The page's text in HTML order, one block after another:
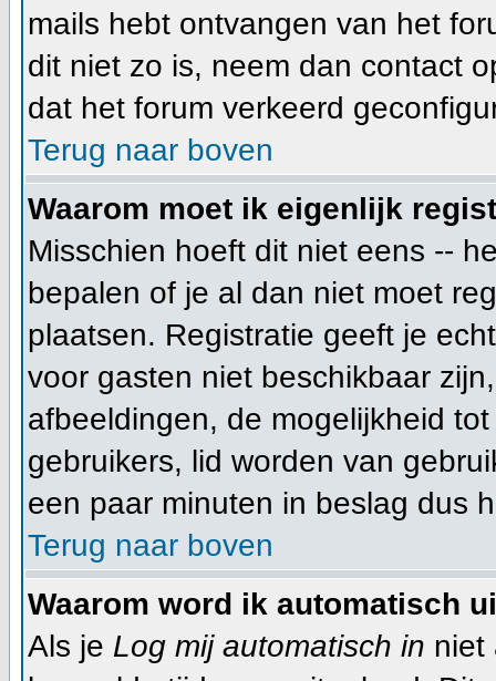
mails hebt ontvangen van het
dit niet zo is, neem dan contact
dat het forum verkeerd
Terug naar boven
Waarom moet ik eigenlijk
Misschien hoeft dit niet eens --
bepalen of je al dan niet moet
plaatsen. Registratie geeft je
voor gasten niet beschikbaar
afbeeldingen, de mogelijkheid
gebruikers, lid worden van
een paar minuten in beslag dus
Terug naar boven
Waarom word ik automatisch
Als je Log mij automatisch in niet